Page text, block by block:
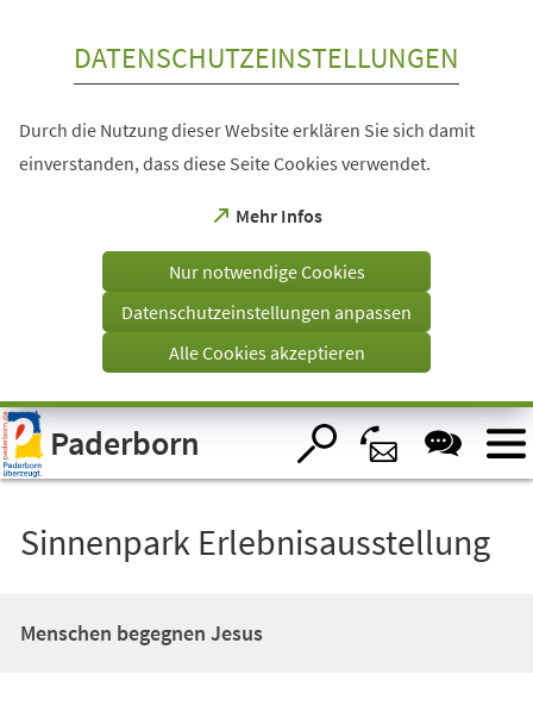
Visuelle
Assistenzsoftware
öffnen.
DATENSCHUTZEINSTELLUNGEN
Durch die Nutzung dieser Website erklären Sie sich damit
einverstanden, dass diese Seite Cookies verwendet.
Mehr Infos
(Öffnet
einem
Tab)
Nur notwendige Cookies
Datenschutzeinstellungen anpassen
Alle Cookies akzeptieren
Paderborn
Sinnenpark Erlebnisausstellung
Menschen begegnen Jesus